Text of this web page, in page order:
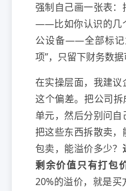
强制自己画一张表
——比如你认识的几
公设备——全部标记
项”，只留下财务数据
在实操层面，我建
这个偏差。把公司拆
单元，然后分别问
把这些东西拆散卖
包卖，能溢价多少？
剩余价值只有打包
20%的溢价，就是